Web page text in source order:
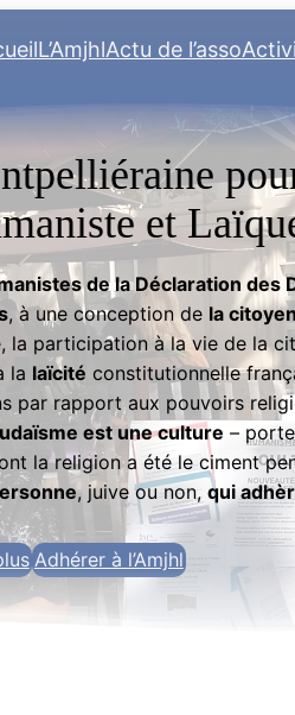
L’AmjhlActu de l’asso
et
de la Déclaration des
, à une conception de la
la participation à la vie de la
la laïcité constitutionnelle
par rapport aux pouvoirs
est une culture –
la religion a été le ciment
, juive ou non, qui
Adhérer à l’Amjhl